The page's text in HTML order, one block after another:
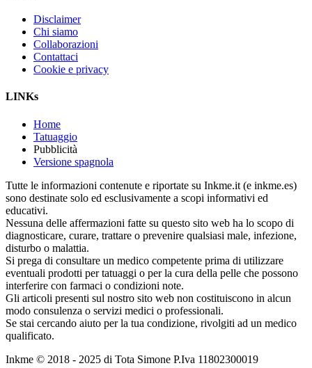
Disclaimer
Chi siamo
Collaborazioni
Contattaci
Cookie e privacy
LINKs
Home
Tatuaggio
Pubblicità
Versione spagnola
Tutte le informazioni contenute e riportate su Inkme.it (e inkme.es)
sono destinate solo ed esclusivamente a scopi informativi ed
educativi.
Nessuna delle affermazioni fatte su questo sito web ha lo scopo di
diagnosticare, curare, trattare o prevenire qualsiasi male, infezione,
disturbo o malattia.
Si prega di consultare un medico competente prima di utilizzare
eventuali prodotti per tatuaggi o per la cura della pelle che possono
interferire con farmaci o condizioni note.
Gli articoli presenti sul nostro sito web non costituiscono in alcun
modo consulenza o servizi medici o professionali.
Se stai cercando aiuto per la tua condizione, rivolgiti ad un medico
qualificato.
Inkme © 2018 - 2025 di Tota Simone P.Iva 11802300019